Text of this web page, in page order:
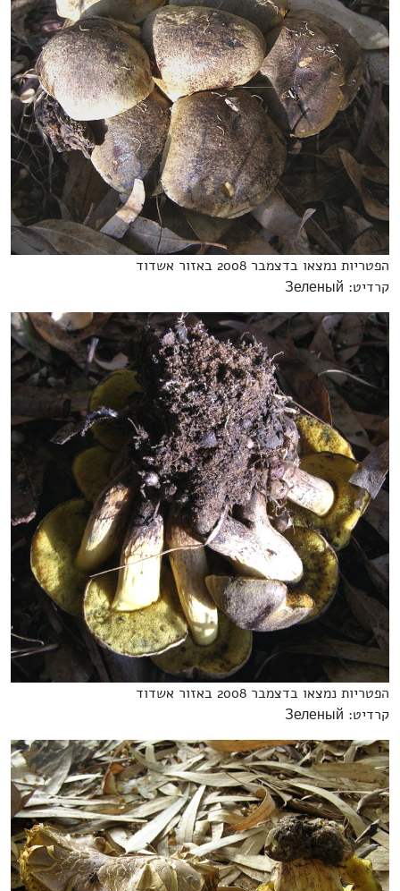
הפטריות נמצאו בדצמבר 2008 באזור אשדוד
קרדיט: Зеленый
הפטריות נמצאו בדצמבר 2008 באזור אשדוד
קרדיט: Зеленый